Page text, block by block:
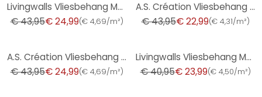
Livingwalls Vliesbehang Metropolitan Stories Barok St. Petersburg
€ 43,95€ 24,99(€ 4,69/m²)
A.S. Création Vliesbehang The BOS - Battle of Style Jungle Look Zwart, Oranje, Turquoise
€ 43,95€ 22,99(€ 4,31/m²)
A.S. Création Vliesbehang The BOS - Battle of Style Baksteen Look Rood, Oranje
€ 43,95€ 24,99(€ 4,69/m²)
Livingwalls Vliesbehang Metropolitan Stories Jungle
€ 40,95€ 23,99(€ 4,50/m²)